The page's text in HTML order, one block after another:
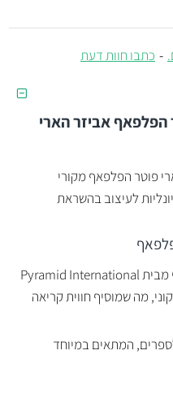
- כתבו חוות דעת
הפלפאף אביזר הארי
פוטר הפלפאף מקורי
לעיצוב בהשראת
סימנייה מגנטית הארי פוטר הפלפאף מבית Pyramid International
מה שמוסיף חווית קריאה
המתאים במיוחד